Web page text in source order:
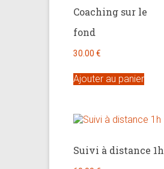
Coaching sur le
fond
30.00 €
Ajouter au panier
Suivi à distance 1h